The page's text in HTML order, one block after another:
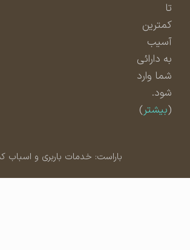
کمترین
آسیب
به دارائی
شما وارد
شود.
بیشتر)
باراست: خدمات باربری و اسباب کشی